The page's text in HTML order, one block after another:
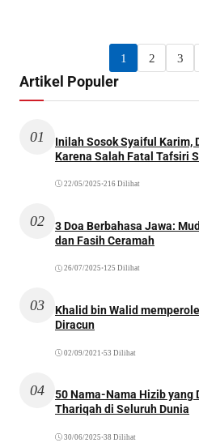
1 2 3
Artikel Populer
01
Inilah Sosok Syaiful Karim,
Karena Salah Fatal Tafsiri
22/05/2025 •216 Dilihat
02
3 Doa Berbahasa Jawa:
dan Fasih Ceramah
26/07/2025 •125 Dilihat
03
Khalid bin Walid
Diracun
02/09/2021 •53 Dilihat
04
50 Nama-Nama Hizib yang
Thariqah di Seluruh Dunia
30/06/2025 •38 Dilihat